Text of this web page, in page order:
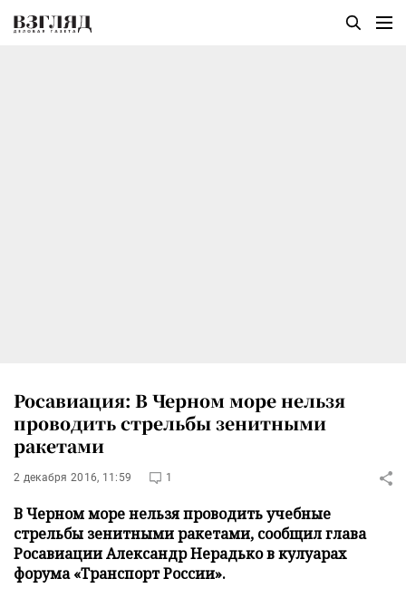
Росавиация: В Черном море нельзя
проводить стрельбы зенитными
ракетами
2 декабря 2016, 11:59 1
В Черном море нельзя проводить учебные
стрельбы зенитными ракетами, сообщил глава
Росавиации Александр Нерадько в кулуарах
форума «Транспорт России».